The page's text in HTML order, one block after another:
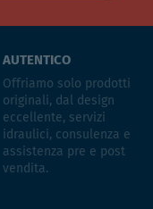
AUTENTICO
Offriamo solo prodotti
originali, dal design
eccellente, servizi
idraulici, consulenza e
assistenza pre e post
vendita.